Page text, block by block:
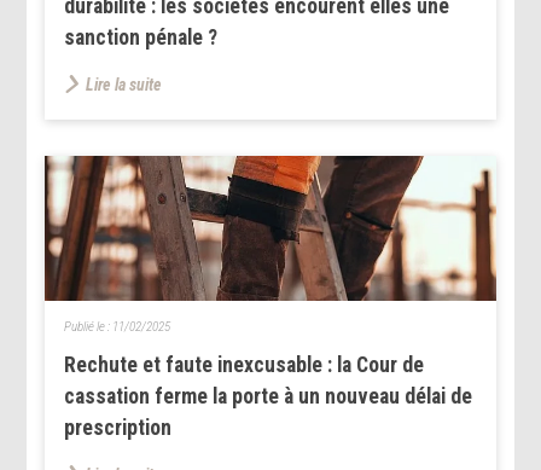
durabilité : les sociétés encourent elles une
sanction pénale ?
Lire la suite
Rechute et faute inexcusable : la Cour de
cassation ferme la porte à un nouveau délai de
prescription
Publié le : 11/02/2025